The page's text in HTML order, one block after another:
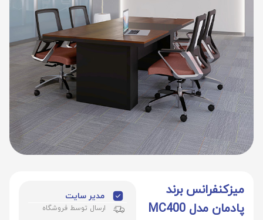
میزکنفرانس برند
پادمان مدل MC400
مدیر سایت
ارسال توسط فروشگاه